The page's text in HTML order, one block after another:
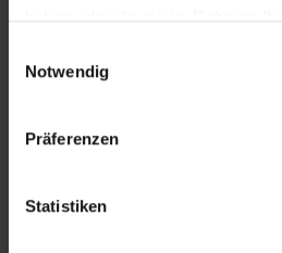
haben oder die sie im Rahmen
Notwendig
Präferenzen
Statistiken